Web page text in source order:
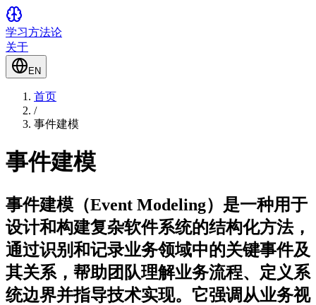
学习方法论
关于
EN
首页
/
事件建模
事件建模
事件建模（Event Modeling）是一种用于
设计和构建复杂软件系统的结构化方法，
通过识别和记录业务领域中的关键事件及
其关系，帮助团队理解业务流程、定义系
统边界并指导技术实现。它强调从业务视